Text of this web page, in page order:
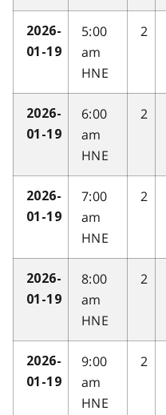
2026-
01-19
5:00
am
HNE
2
2026-
01-19
6:00
am
HNE
2
2026-
01-19
7:00
am
HNE
2
2026-
01-19
8:00
am
HNE
2
2026-
01-19
9:00
am
HNE
2